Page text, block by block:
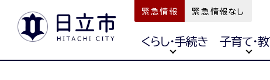
緊急情報 緊急情報なし
くらし・手続き 子育て・